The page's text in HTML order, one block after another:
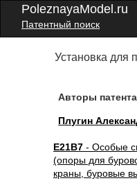
PoleznayaModel.ru
Патентный поиск
Установка для
Авторы
Плугин
E21B7 - Особые
(опоры для
краны, буровые